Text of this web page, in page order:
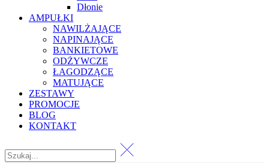
Dłonie
AMPUŁKI
NAWILŻAJĄCE
NAPINAJĄCE
BANKIETOWE
ODŻYWCZE
ŁAGODZĄCE
MATUJĄCE
ZESTAWY
PROMOCJE
BLOG
KONTAKT